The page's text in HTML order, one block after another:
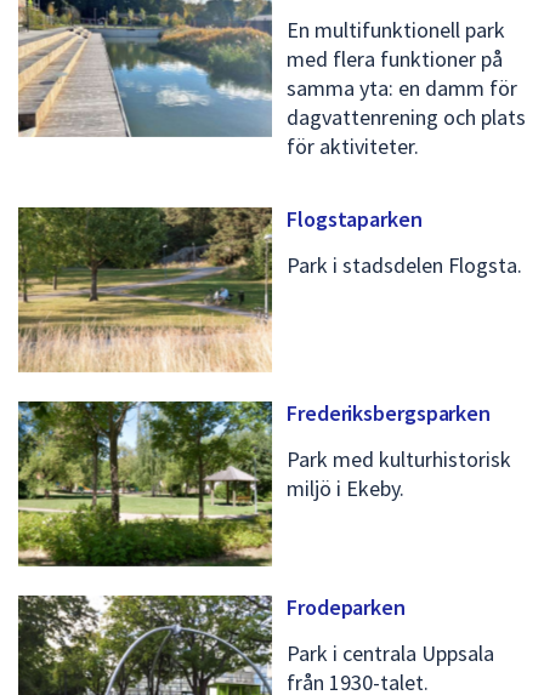
En multifunktionell park
med flera funktioner på
samma yta: en damm för
dagvattenrening och plats
för aktiviteter.
Flogstaparken
Park i stadsdelen Flogsta.
Frederiksbergsparken
Park med kulturhistorisk
miljö i Ekeby.
Frodeparken
Park i centrala Uppsala
från 1930-talet.